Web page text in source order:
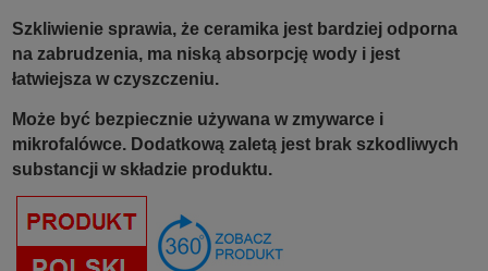
Szkliwienie sprawia, że ceramika jest bardziej odporna
na zabrudzenia, ma niską absorpcję wody i jest
łatwiejsza w czyszczeniu.
Może być bezpiecznie używana w zmywarce i
mikrofalówce. Dodatkową zaletą jest brak szkodliwych
substancji w składzie produktu.